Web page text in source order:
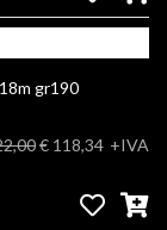
gr190
€ 118,34 +IVA